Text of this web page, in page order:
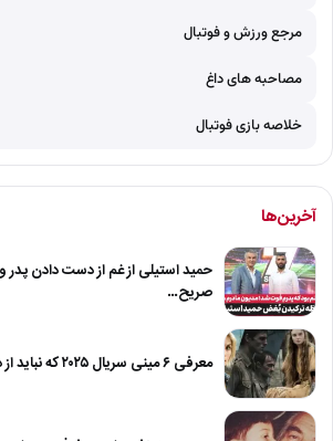
مرجع ورزش و فوتبال
مصاحبه های داغ
خلاصه بازی فوتبال
آخرین‌ها
حمید استیلی از غم از دست دادن پدر
صریح…
معرفی ۶ مینی سریال ۲۰۲۵ که نباید از دست بدهید!